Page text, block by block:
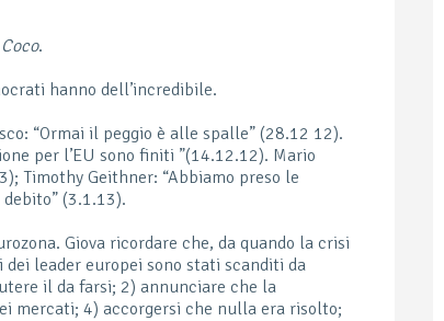
.
hanno dell’incredibile.
“Ormai il peggio è alle spalle” (28.12 12).
per l’EU sono finiti ”(14.12.12). Mario
Timothy Geithner: “Abbiamo preso le
(3.1.13).
Giova ricordare che, da quando la crisi
leader europei sono stati scanditi da
il da farsi; 2) annunciare che la
mercati; 4) accorgersi che nulla era risolto;